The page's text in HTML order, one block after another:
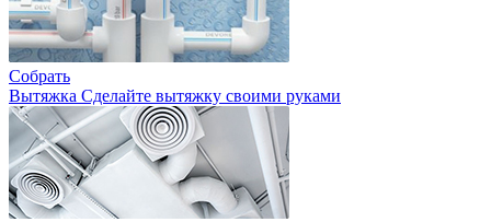
Собрать
Вытяжка Сделайте вытяжку своими руками